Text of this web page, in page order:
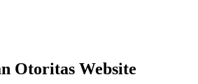
Otoritas Website